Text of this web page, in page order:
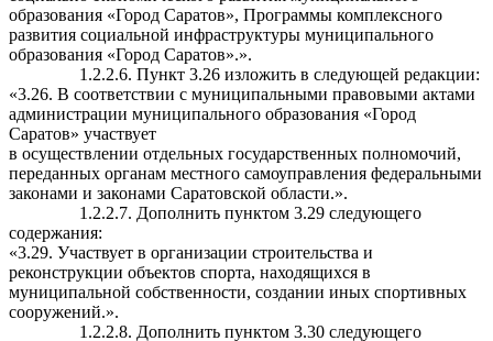
образования «Город Саратов», Программы комплексного
развития социальной инфраструктуры муниципального
образования «Город Саратов».».
1.2.2.6. Пункт 3.26 изложить в следующей редакции:
«3.26. В соответствии с муниципальными правовыми актами
администрации муниципального образования «Город
Саратов» участвует
в осуществлении отдельных государственных полномочий,
переданных органам местного самоуправления федеральными
законами и законами Саратовской области.».
1.2.2.7. Дополнить пунктом 3.29 следующего
содержания:
«3.29. Участвует в организации строительства и
реконструкции объектов спорта, находящихся в
муниципальной собственности, создании иных спортивных
сооружений.».
1.2.2.8. Дополнить пунктом 3.30 следующего